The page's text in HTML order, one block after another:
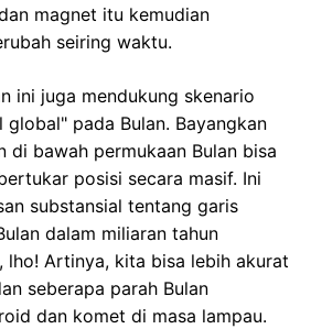
magnet itu kemudian
seiring waktu.
ini juga mendukung skenario
global" pada Bulan. Bayangkan
di bawah permukaan Bulan bisa
posisi secara masif. Ini
substansial tentang garis
dalam miliaran tahun
lho! Artinya, kita bisa lebih akurat
seberapa parah Bulan
dan komet di masa lampau.